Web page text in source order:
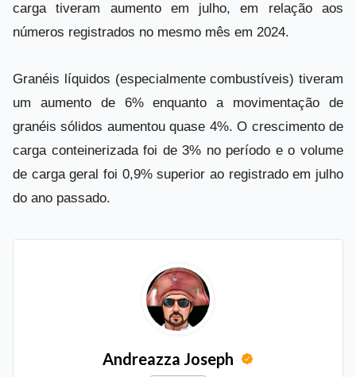
carga tiveram aumento em julho, em relação aos
números registrados no mesmo mês em 2024.
Granéis líquidos (especialmente combustíveis) tiveram
um aumento de 6% enquanto a movimentação de
granéis sólidos aumentou quase 4%. O crescimento de
carga conteinerizada foi de 3% no período e o volume
de carga geral foi 0,9% superior ao registrado em julho
do ano passado.
Andreazza Joseph